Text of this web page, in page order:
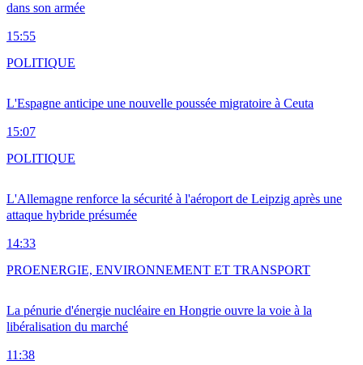
dans son armée
15:55
L'Espagne anticipe une nouvelle poussée migratoire à Ceuta
15:07
POLITIQUE
L'Allemagne renforce la sécurité à l'aéroport de Leipzig après une
attaque hybride présumée
14:33
POLITIQUE
La pénurie d'énergie nucléaire en Hongrie ouvre la voie à la
libéralisation du marché
11:38
PROENERGIE, ENVIRONNEMENT ET TRANSPORT